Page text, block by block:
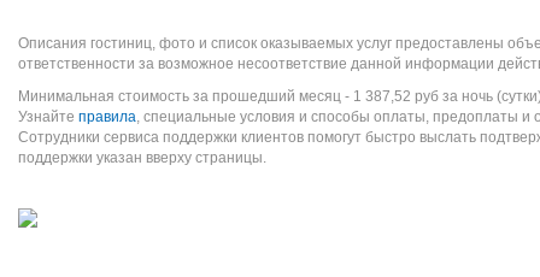
Описания гостиниц, фото и список оказываемых услуг предоставлены
ответственности за возможное несоответствие данной информации
Минимальная стоимость за прошедший месяц - 1 387,52 руб за ночь
Узнайте правила, специальные условия и способы оплаты, предоплаты и
Сотрудники сервиса поддержки клиентов помогут быстро выслать
поддержки указан вверху страницы.